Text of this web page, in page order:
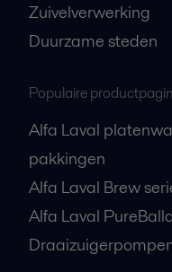
Zuivelverwerking
Duurzame steden
Populaire
Alfa Laval
pakkingen
Alfa Laval Brew
Alfa Laval